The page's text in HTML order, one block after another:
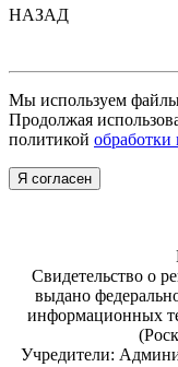
НАЗАД
Мы используем файлы
Продолжая
политикой
Я согласен
Свидетельство о
выдано
информационных
Учредители: